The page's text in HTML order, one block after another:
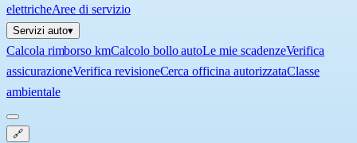
elettricheAree di servizio
Servizi auto▾
Calcola rimborso kmCalcolo bollo autoLe mie scadenzeVerifica
assicurazioneVerifica revisioneCerca officina autorizzataClasse
ambientale
🔗